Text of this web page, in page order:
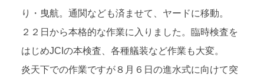
Official Blog
公式ブログ
り・曳航。通関なども済ませて、ヤードに移動。
２２日から本格的な作業に入りました。臨時検査を
はじめJCIの本検査、各種艤装など作業も大変。
炎天下での作業ですが８月６日の進水式に向けて突